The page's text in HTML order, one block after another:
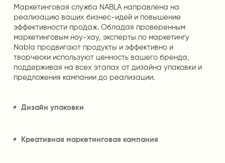
Маркетинговая служба NABLA направлена на
реализацию ваших бизнес-идей и повышение
эффективности продаж. Обладая проверенным
маркетинговым ноу-хау, эксперты по маркетингу
Nabla продвигают продукты и эффективно и
творчески используют ценность вашего бренда,
поддерживая на всех этапах от дизайна упаковки и
предложения кампании до реализации.
Дизайн упаковки
Креативная маркетинговая кампания